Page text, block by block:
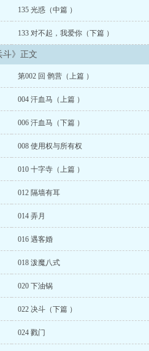
135 光惑（中篇 ）
133 对不起，我爱你（下篇 ）
斗》正文
第002 回 鹘营（上篇 ）
004 汗血马（上篇 ）
006 汗血马（下篇 ）
008 使用权与所有权
010 十字寺（上篇 ）
012 隔墙有耳
014 弄月
016 遇客婚
018 泼魔八式
020 下油锅
022 决斗（下篇 ）
024 戮门